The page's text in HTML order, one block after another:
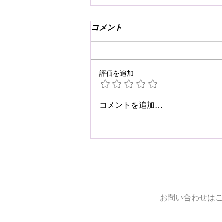
☆肩こり・腰痛予防☆
コメント
評価を追加
コメントを追加…
お問い合わせは